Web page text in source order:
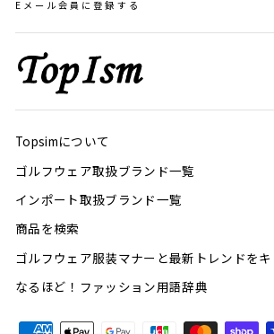
Eメール会員に登録する
Topsimについて
ゴルフウェア取扱ブランド一覧
インポート取扱ブランド一覧
商品を検索
ゴルフウェア服装マナーと最新トレンドを
なるほど！ファッション用語辞典